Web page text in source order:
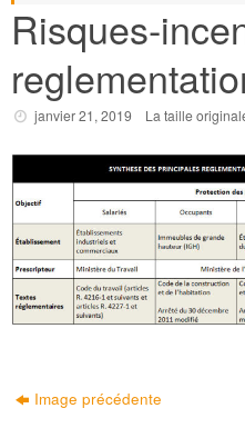
Risques-
janvier 21, 2019 La taille
Image précédente